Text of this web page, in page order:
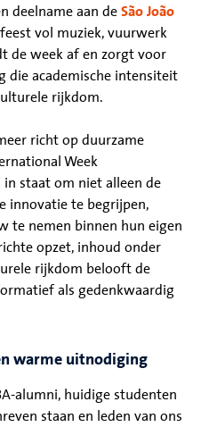
deelname aan de São João
vol muziek, vuurwerk
de week af en zorgt voor
die academische intensiteit
rijkdom.
richt op duurzame
Week
staat om niet alleen de
innovatie te begrijpen,
te nemen binnen hun eigen
opzet, inhoud onder
rijkdom belooft de
als gedenkwaardig
warme uitnodiging
alumni, huidige studenten
staan en leden van ons